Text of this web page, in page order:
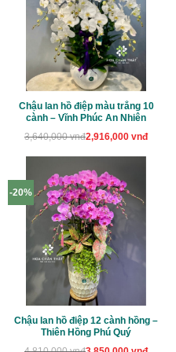
Chậu lan hồ điệp màu trắng 10
cành – Vĩnh Phúc An Nhiên
3,640,000vnđGiá
gốc
là:
2,916,000 vnđ
Giá
hiện
tại
2,916,000 vnđ.
-20%
Chậu lan hồ điệp 12 cành hồng –
Thiên Hồng Phú Quý